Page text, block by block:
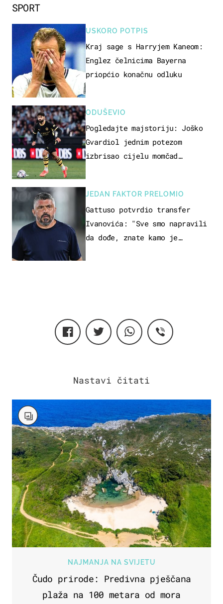
SPORT
USKORO POTPIS
Kraj sage s Harryjem Kaneom:
Englez čelnicima Bayerna
priopćio konačnu odluku
ODUŠEVIO
Pogledajte majstoriju: Joško
Gvardiol jednim potezom
izbrisao cijelu momčad
JEDAN FAKTOR PRELOMIO
Gattuso potvrdio transfer
Ivanovića: "Sve smo napravili
da dođe, znate kamo je
NAJMANJA NA SVIJETU
Čudo prirode: Predivna pješčana
plaža na 100 metara od mora